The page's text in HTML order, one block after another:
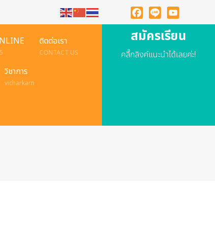
Facebook
Line YouTube
ติดต่อเรา
CONTACT US
วิชาการ
vicharkarn
สมัครเรียน
คลื๊กลิงค์แนะนำได้เลยค่ะ!